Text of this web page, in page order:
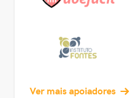
Ver mais apoiadores